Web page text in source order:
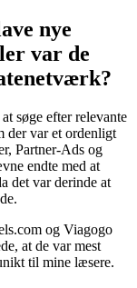
nye
var de
søge efter relevante
der var et ordenligt
Partner-Ads og
endte med at
det var derinde at
og Viagogo
at de var mest
til mine læsere.